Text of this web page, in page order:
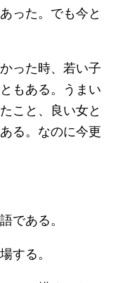
った。でも今と
った時、若い子
もある。うまい
こと、良い女と
る。なのに今更
である。
する。